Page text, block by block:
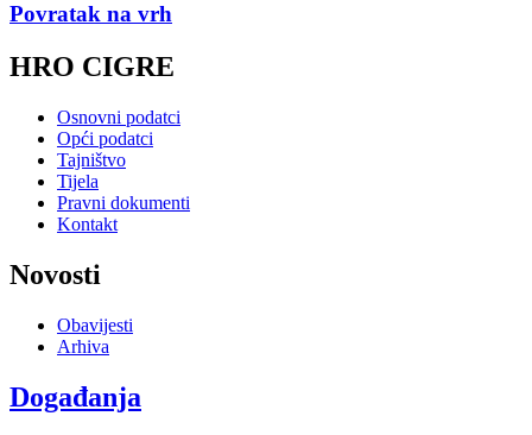
Povratak na vrh
HRO CIGRE
Osnovni podatci
Opći podatci
Tajništvo
Tijela
Pravni dokumenti
Kontakt
Novosti
Obavijesti
Arhiva
Događanja